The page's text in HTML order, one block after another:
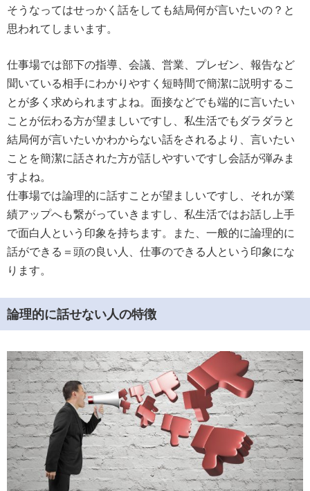
そうなってはせっかく話をしても結局何が言いたいの？と
思われてしまいます。
仕事場では部下の指導、会議、営業、プレゼン、報告など
聞いている相手にわかりやすく短時間で簡潔に説明するこ
とが多く求められますよね。面接などでも端的に言いたい
ことが伝わる方が望ましいですし、私生活でもダラダラと
結局何が言いたいかわからない話をされるより、言いたい
ことを簡潔に話された方が話しやすいですし会話が弾みま
すよね。
仕事場では論理的に話すことが望ましいですし、それが業
績アップへも繋がっていきますし、私生活ではお話し上手
で面白人という印象を持ちます。また、一般的に論理的に
話ができる＝頭の良い人、仕事のできる人という印象にな
ります。
論理的に話せない人の特徴